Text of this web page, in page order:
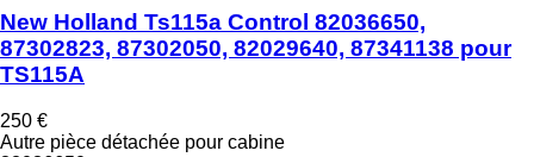
New Holland Ts115a Control 82036650,
87302823, 87302050, 82029640, 87341138 pour
TS115A
250 €
Autre pièce détachée pour cabine